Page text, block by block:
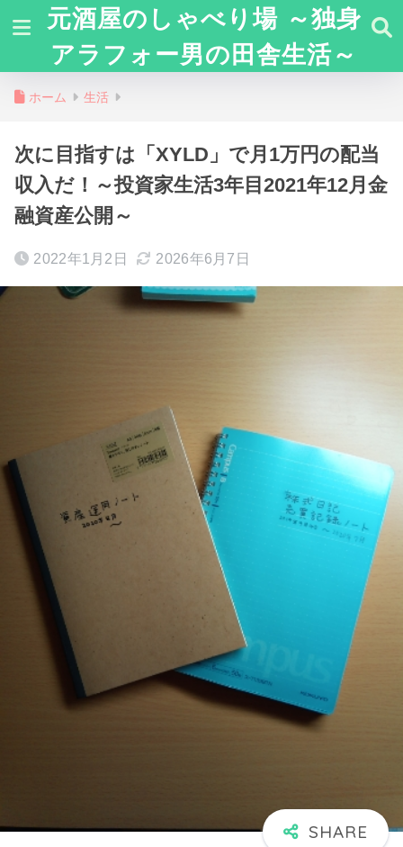
元酒屋のしゃべり場 ～独身
アラフォー男の田舎生活～
ホーム 生活
次に目指すは「XYLD」で月1万円の配当
収入だ！～投資家生活3年目2021年12月金
融資産公開～
2022年1月2日 2026年6月7日